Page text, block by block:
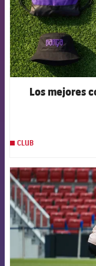
Los mejores
CLUB